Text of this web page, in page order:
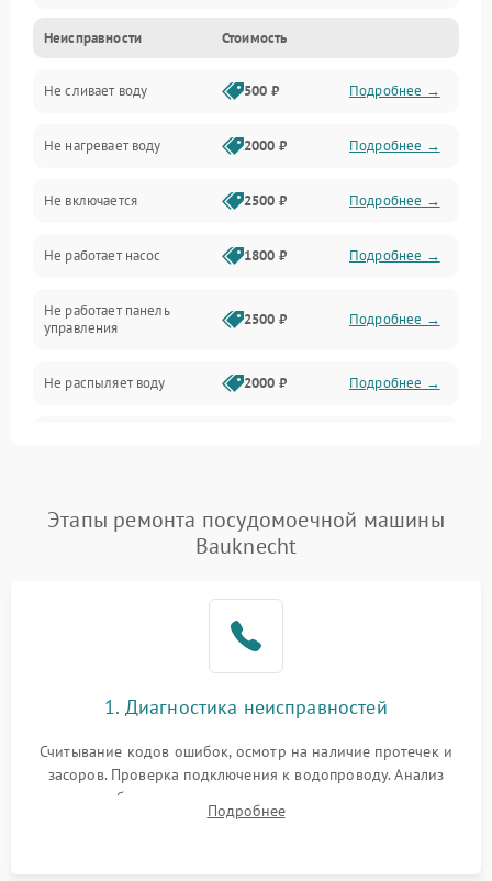
Управление
Электропитание
Датчики
Нагрев
Вода
Гигиена
Программное обеспечение
Неисправности Стоимость
Не сливает воду 500 ₽ Подробнее →
Не нагревает воду 2000 ₽ Подробнее →
Не включается 2500 ₽ Подробнее →
Не работает насос 1800 ₽ Подробнее →
Не работает панель
управления
2500 ₽ Подробнее →
Не распыляет воду 2000 ₽ Подробнее →
Проблемы с набором
воды
1800 ₽ Подробнее →
1700 ₽
циркуляционным насосом
2100 ₽ Подробнее →
Этапы ремонта посудомоечной машины
Bauknecht
1. Диагностика неисправностей
Считывание кодов ошибок, осмотр на наличие протечек и
засоров. Проверка подключения к водопроводу. Анализ
жалоб на отсутствие слива, нагрева, вращения
разбрызгивателей или срабатывание системы защиты
Подробнее